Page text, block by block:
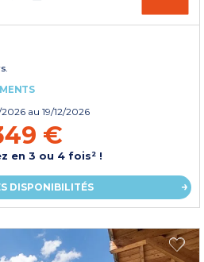
2026 au 19/12/2026
€
en 3 ou 4 fois² !
DISPONIBILITÉS